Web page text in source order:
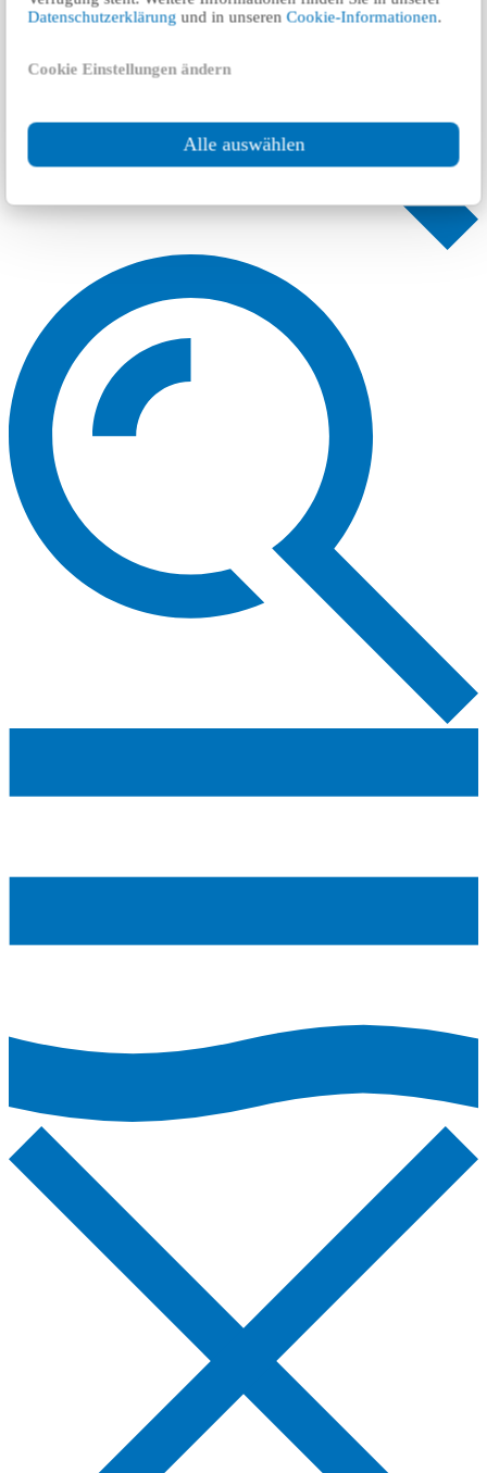
Datenschutzerklärung und in unserenCookie-Informationen.
Cookie Einstellungen ändern
Alle auswählen